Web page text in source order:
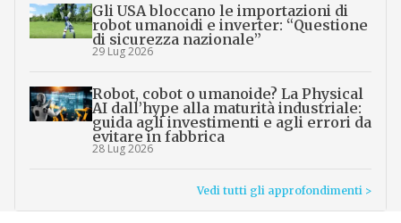
Gli USA bloccano le importazioni di
robot umanoidi e inverter: “Questione
di sicurezza nazionale”
29 Lug 2026
Robot, cobot o umanoide? La Physical
AI dall’hype alla maturità industriale:
guida agli investimenti e agli errori da
evitare in fabbrica
28 Lug 2026
Vedi tutti gli approfondimenti >